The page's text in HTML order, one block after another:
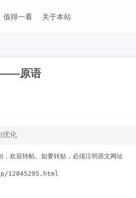
值得一看 关于本站
原语
优化
迎转帖。如要转贴，必须注明原文网址